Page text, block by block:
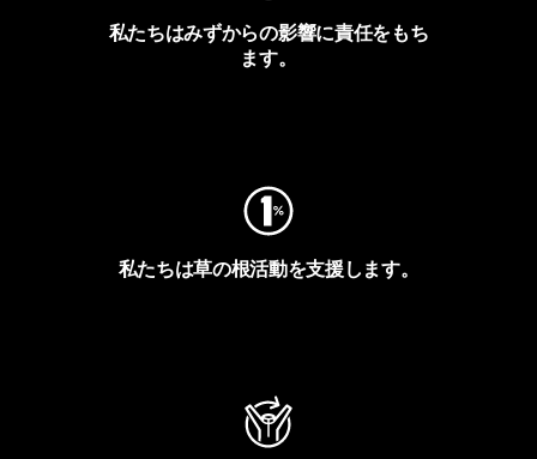
私たちはみずからの影響に責任をもち
ます。
私たちは草の根活動を支援します。